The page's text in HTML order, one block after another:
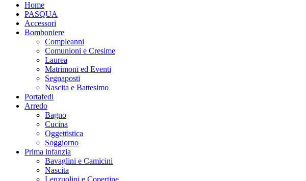
Home
PASQUA
Accessori
Bomboniere
Compleanni
Comunioni e Cresime
Laurea
Matrimoni ed Eventi
Segnaposti
Nascita e Battesimo
Portafedi
Arredo
Bagno
Cucina
Oggettistica
Soggiorno
Prima infanzia
Bavaglini e Camicini
Nascita
Lenzuolini e Copertine